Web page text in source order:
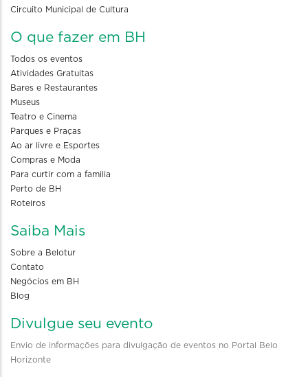
Circuito Municipal de Cultura
O que fazer em BH
Todos os eventos
Atividades Gratuitas
Bares e Restaurantes
Museus
Teatro e Cinema
Parques e Praças
Ao ar livre e Esportes
Compras e Moda
Para curtir com a familia
Perto de BH
Roteiros
Saiba Mais
Sobre a Belotur
Contato
Negócios em BH
Blog
Divulgue seu evento
Envio de informações para divulgação de eventos no Portal Belo
Horizonte